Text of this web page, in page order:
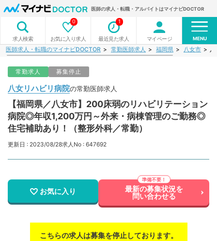
医師の求人・転職・アルバイトはマイナビDOCTOR
求人検索 お気に入り求人
0
最近見た求人
1
マイページ MENU
医師求人・転職のマイナビDOCTOR 常勤医師求人 福岡県 八女市
常勤求人 募集停止
八女リハビリ病院の常勤医師求人
【福岡県／八女市】200床弱のリハビリテーション
病院◎年収1,200万円～外来・病棟管理のご勤務◎
住宅補助あり！（整形外科／常勤）
更新日 : 2023/08/28求人No : 647692
お気に入り 最新の募集状況を
問い合わせる
こちらの求人は募集を停止しております。